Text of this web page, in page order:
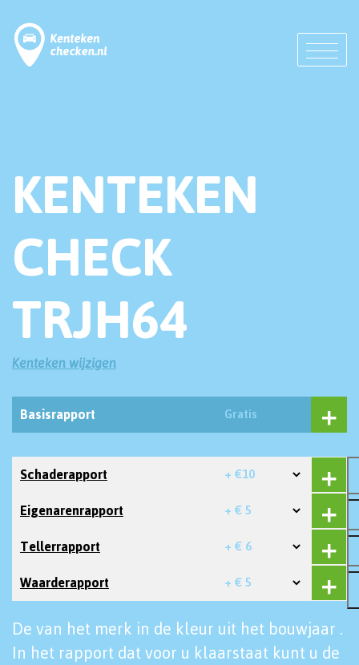
KENTEKEN
CHECK
TRJH64
Kenteken wijzigen
Basisrapport Gratis
Schaderapport + €10
Eigenarenrapport + € 5
Tellerrapport + € 6
Waarderapport + € 5
De van het merk in de kleur uit het bouwjaar .
In het rapport dat voor u klaarstaat kunt u de